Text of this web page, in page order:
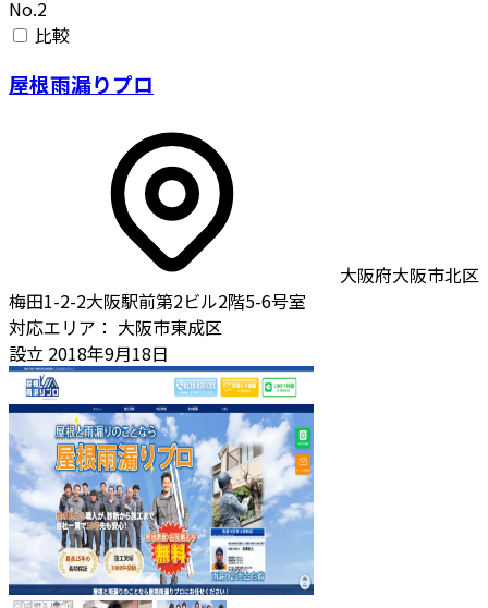
No.2
比較
屋根雨漏りプロ
大阪府大阪市北区
梅田1-2-2大阪駅前第2ビル2階5-6号室
対応エリア： 大阪市東成区
設立 2018年9月18日